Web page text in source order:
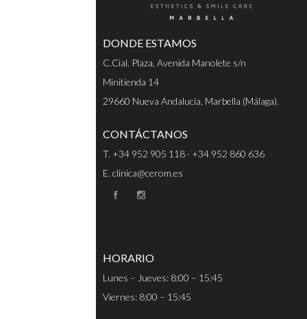
DONDE ESTAMOS
C.Cial. Plaza, Avenida Manolete s/n
Minitienda 14
29660 Nueva Andalucía, Marbella (Málaga).
CONTÁCTANOS
T. +34 952 905 118 · +34 952 860 636
E. clinica@cerom.es
HORARIO
Lunes – Jueves: 8:00 – 15:45
Viernes: 8:00 – 15:45